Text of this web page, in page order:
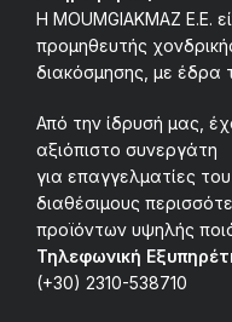
Η MOUMGIAKMAZ E.E.
προμηθευτής
διακόσμησης, με έδρα
Από την ίδρυσή μας,
αξιόπιστο συνεργάτη
για επαγγελματίες
διαθέσιμους
προϊόντων υψηλής
Τηλεφωνική
(+30) 2310-538710